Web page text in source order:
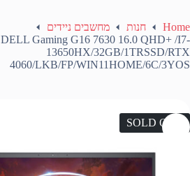
Home חנות
מחשבים ניידים
DELL Gaming G16 7630 16.0 QHD+ /I7-
13650HX/32GB/1TRSSD/RTX
4060/LKB/FP/WIN11HOME/6C/3YOS
SOLD OUT